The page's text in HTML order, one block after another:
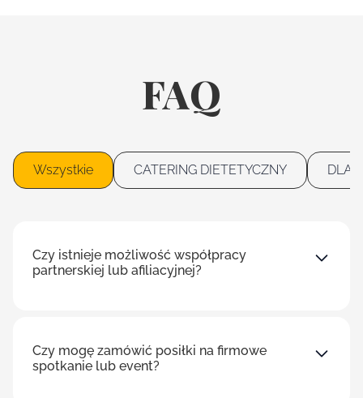
FAQ
Wszystkie CATERING DIETETYCZNY DLA
Czy istnieje możliwość współpracy
partnerskiej lub afiliacyjnej?
Czy mogę zamówić posiłki na firmowe
spotkanie lub event?